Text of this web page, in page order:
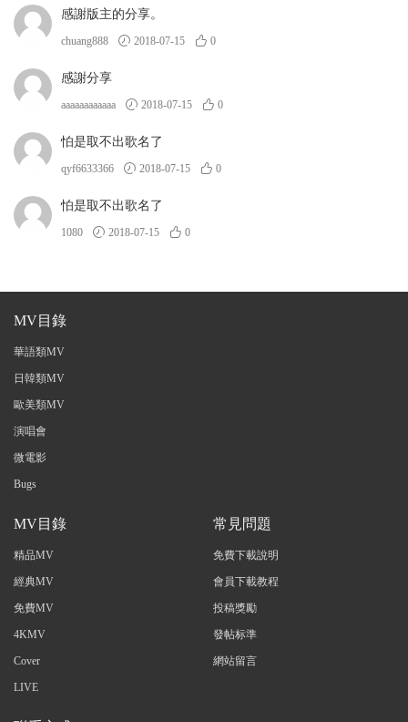
感謝版主的分享。
chuang888 2018-07-15 0
感謝分享
aaaaaaaaaaaa 2018-07-15 0
怕是取不出歌名了
qyf6633366 2018-07-15 0
怕是取不出歌名了
1080 2018-07-15 0
MV目錄
華語類MV
日韓類MV
歐美類MV
演唱會
微電影
Bugs
MV目錄
精品MV
經典MV
免費MV
4KMV
Cover
LIVE
常見問題
免費下載說明
會員下載教程
投稿獎勵
發帖标準
網站留言